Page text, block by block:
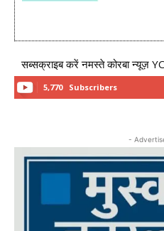
सब्सक्राइब करें नमस्ते कोरबा न्यूज़
5,770 Subscribers
-